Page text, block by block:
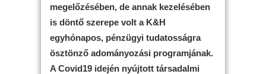
megelőzésében, de annak kezelésében
is döntő szerepe volt a K&H
egyhónapos, pénzügyi tudatosságra
ösztönző adományozási programjának.
A Covid19 idején nyújtott társadalmi